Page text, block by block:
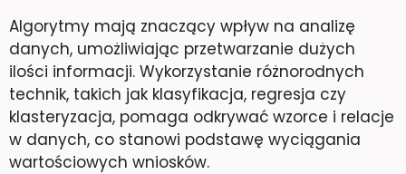
Algorytmy mają znaczący wpływ na analizę
danych, umożliwiając przetwarzanie dużych
ilości informacji. Wykorzystanie różnorodnych
technik, takich jak klasyfikacja, regresja czy
klasteryzacja, pomaga odkrywać wzorce i relacje
w danych, co stanowi podstawę wyciągania
wartościowych wniosków.